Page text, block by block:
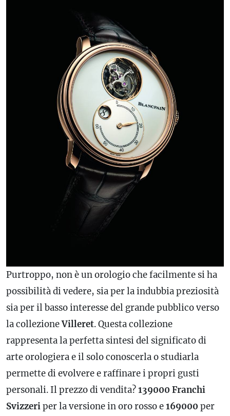
Purtroppo, non è un orologio che facilmente si ha
possibilità di vedere, sia per la indubbia preziosità
sia per il basso interesse del grande pubblico verso
la collezioneVilleret. Questa collezione
rappresenta la perfetta sintesi del significato di
arte orologiera e il solo conoscerla o studiarla
permette di evolvere e raffinare i propri gusti
personali. Il prezzo di vendita?139000 Franchi
Svizzeriper la versione in oro rosso e169000 per